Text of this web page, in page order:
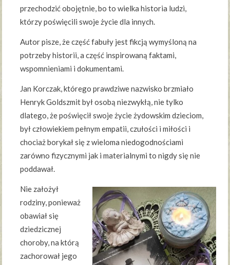
przechodzić obojętnie, bo to wielka historia ludzi,
którzy poświęcili swoje życie dla innych.
Autor pisze, że część fabuły jest fikcją wymyśloną na
potrzeby historii, a część inspirowaną faktami,
wspomnieniami i dokumentami.
Jan Korczak, którego prawdziwe nazwisko brzmiało
Henryk Goldszmit był osobą niezwykłą, nie tylko
dlatego, że poświęcił swoje życie żydowskim dzieciom,
był człowiekiem pełnym empatii, czułości i miłości i
chociaż borykał się z wieloma niedogodnościami
zarówno fizycznymi jak i materialnymi to nigdy się nie
poddawał.
Nie założył
rodziny, ponieważ
obawiał się
dziedzicznej
choroby, na którą
zachorował jego